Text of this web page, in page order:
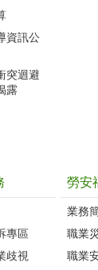
資訊公
突迴避
露
專區
歧視
勞安
業務
職業
職業